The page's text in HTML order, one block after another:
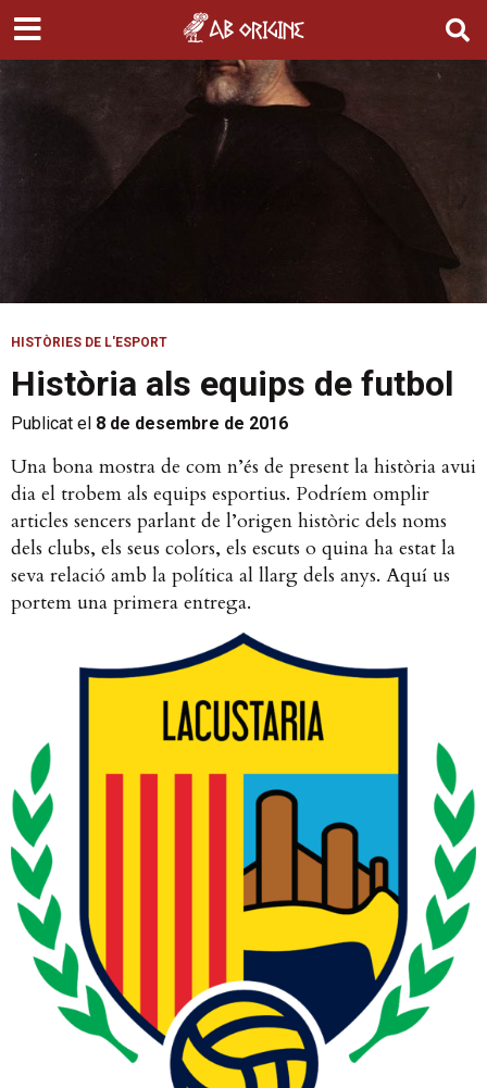
HISTÒRIES DE L'ESPORT
Història als equips de futbol
Publicat el 8 de desembre de 2016
Una bona mostra de com n’és de present la història avui
dia el trobem als equips esportius. Podríem omplir
articles sencers parlant de l’origen històric dels noms
dels clubs, els seus colors, els escuts o quina ha estat la
seva relació amb la política al llarg dels anys. Aquí us
portem una primera entrega.